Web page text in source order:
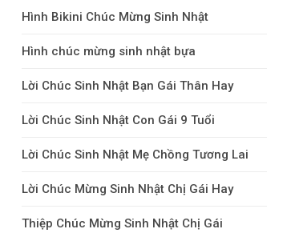
Hình Bikini Chúc Mừng Sinh Nhật
Hình chúc mừng sinh nhật bựa
Lời Chúc Sinh Nhật Bạn Gái Thân Hay
Lời Chúc Sinh Nhật Con Gái 9 Tuổi
Lời Chúc Sinh Nhật Mẹ Chồng Tương Lai
Lời Chúc Mừng Sinh Nhật Chị Gái Hay
Thiệp Chúc Mừng Sinh Nhật Chị Gái